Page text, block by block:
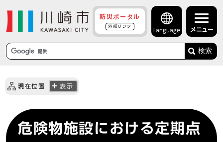
防災ポータル
外部リンク
Language メニュー
検索
現在位置 表示
危険物施設における定期点